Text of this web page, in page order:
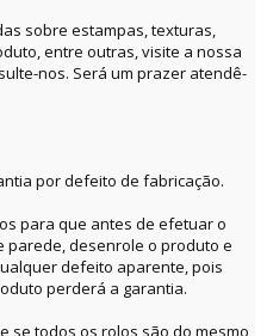
sobre estampas, texturas,
entre outras, visite a nossa
nos. Será um prazer atendê-
por defeito de fabricação.
para que antes de efetuar o
parede, desenrole o produto e
defeito aparente, pois
perderá a garantia.
se todos os rolos são do mesmo